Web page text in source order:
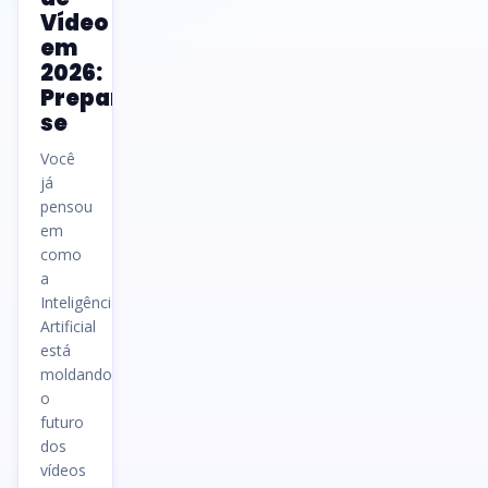
Vídeo
em
2026:
Prepare-
se
Você
já
pensou
em
como
a
Inteligência
Artificial
está
moldando
o
futuro
dos
vídeos